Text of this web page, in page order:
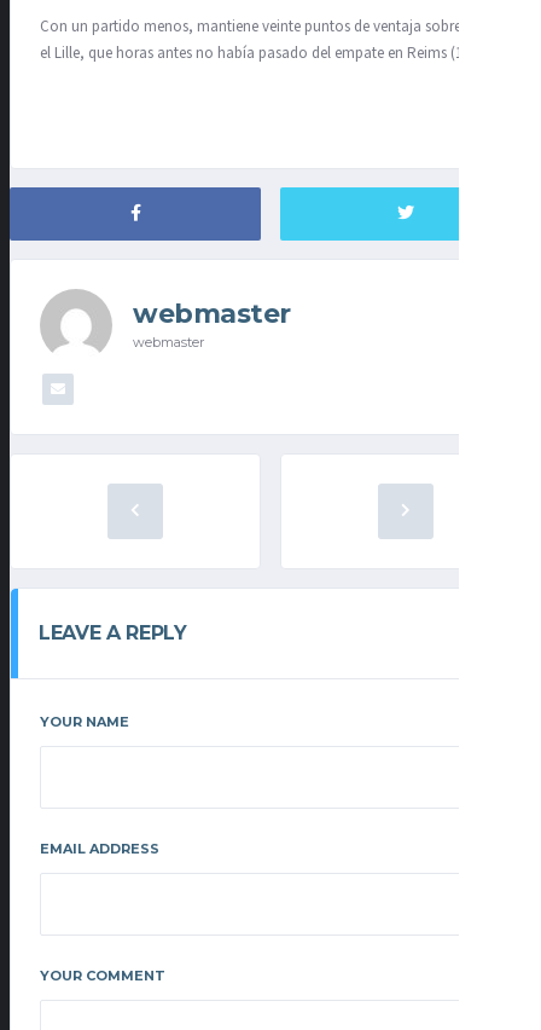
Con un partido menos, mantiene veinte puntos de ventaja sobre
el Lille, que horas antes no había pasado del empate en Reims (1-1)
webmaster
webmaster
LEAVE A REPLY
YOUR NAME
EMAIL ADDRESS
YOUR COMMENT